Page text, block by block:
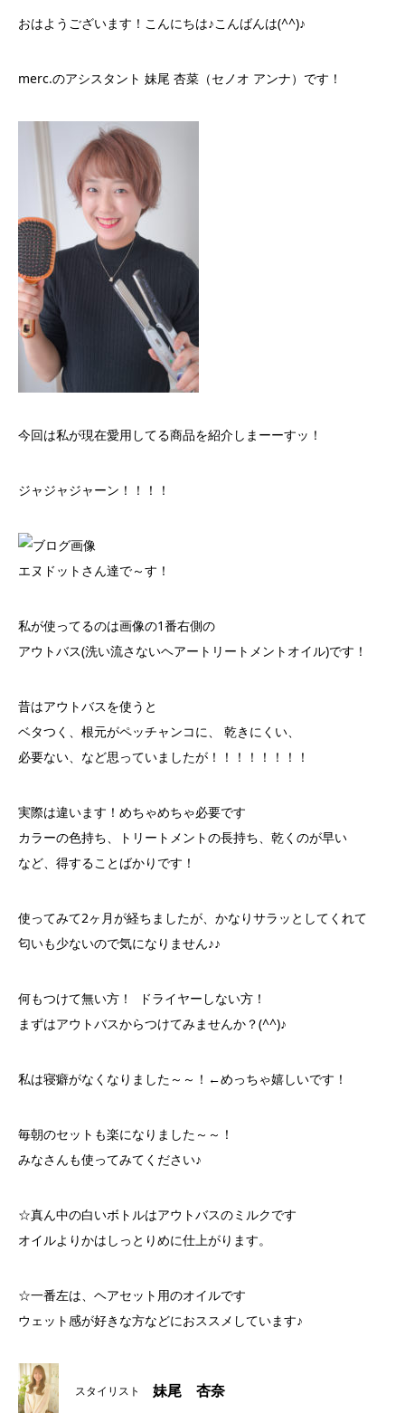
おはようございます！こんにちは♪こんばんは(^^)♪
merc.のアシスタント 妹尾 杏菜（セノオ アンナ）です！
今回は私が現在愛用してる商品を紹介しまーーすッ！
ジャジャジャーン！！！！
エヌドットさん達で～す！
私が使ってるのは画像の1番右側の
アウトバス(洗い流さないヘアートリートメントオイル)です！
昔はアウトバスを使うと
ベタつく、根元がペッチャンコに、 乾きにくい、
必要ない、など思っていましたが！！！！！！！！
実際は違います！めちゃめちゃ必要です
カラーの色持ち、トリートメントの長持ち、乾くのが早い
など、得することばかりです！
使ってみて2ヶ月が経ちましたが、かなりサラッとしてくれて
匂いも少ないので気になりません♪♪
何もつけて無い方！ ドライヤーしない方！
まずはアウトバスからつけてみませんか？(^^)♪
私は寝癖がなくなりました～～！←めっちゃ嬉しいです！
毎朝のセットも楽になりました～～！
みなさんも使ってみてください♪
☆真ん中の白いボトルはアウトバスのミルクです
オイルよりかはしっとりめに仕上がります。
☆一番左は、ヘアセット用のオイルです
ウェット感が好きな方などにおススメしています♪
スタイリスト 妹尾 杏奈